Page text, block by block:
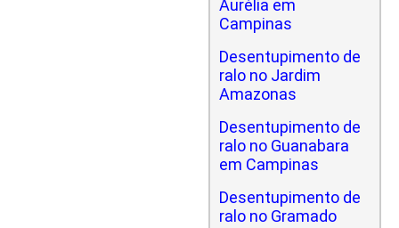
Aurélia em
Campinas
Desentupimento de
ralo no Jardim
Amazonas
Desentupimento de
ralo no Guanabara
em Campinas
Desentupimento de
ralo no Gramado